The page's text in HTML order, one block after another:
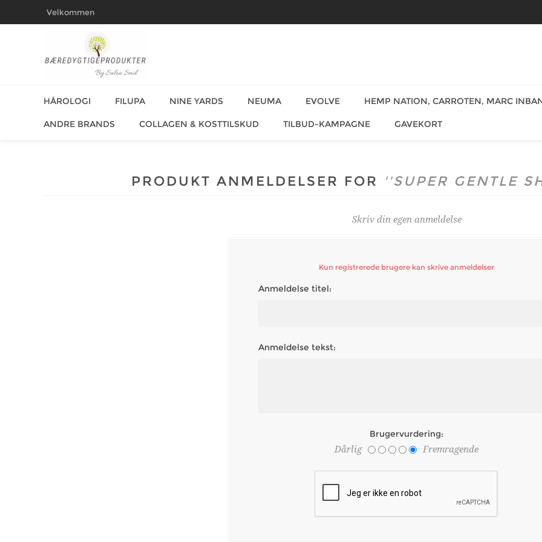
Velkommen
HÅROLOGI FILUPA NINE YARDS NEUMA EVOLVE HEMP NATION, CARROTEN, MARC
ANDRE BRANDS COLLAGEN & KOSTTILSKUD TILBUD-KAMPAGNE GAVEKORT
PRODUKT ANMELDELSER FOR SUPER GENTLE
Skriv din egen anmeldelse
Kun registrerede brugere kan skrive anmeldelser
Anmeldelse titel:
Anmeldelse tekst:
Brugervurdering:
Dårlig
Fremragende